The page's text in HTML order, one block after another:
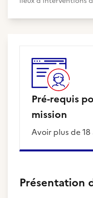
Pré-requis
mission
Avoir plus de
Présentation